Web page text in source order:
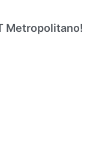
Metropolitano!